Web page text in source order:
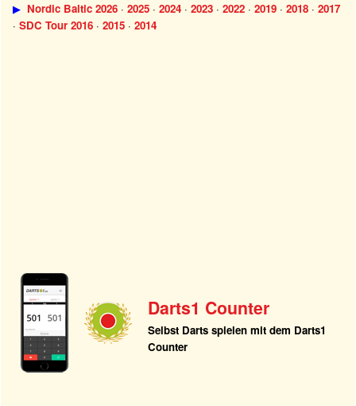
▶ Nordic Baltic 2026 · 2025 · 2024 · 2023 · 2022 · 2019 · 2018 · 2017
· SDC Tour 2016 · 2015 · 2014
Darts1 Counter
Selbst Darts spielen mit dem Darts1
Counter